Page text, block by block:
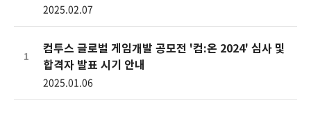
2025.02.07
1
컴투스 글로벌 게임개발 공모전 '컴:온 2024' 심사 및
합격자 발표 시기 안내
2025.01.06